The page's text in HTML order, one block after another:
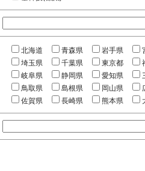
北海道 青森県 岩手県
埼玉県
千葉県 東京都
岐阜県
静岡県 愛知県
鳥取県
島根県 岡山県
佐賀県
長崎県 熊本県